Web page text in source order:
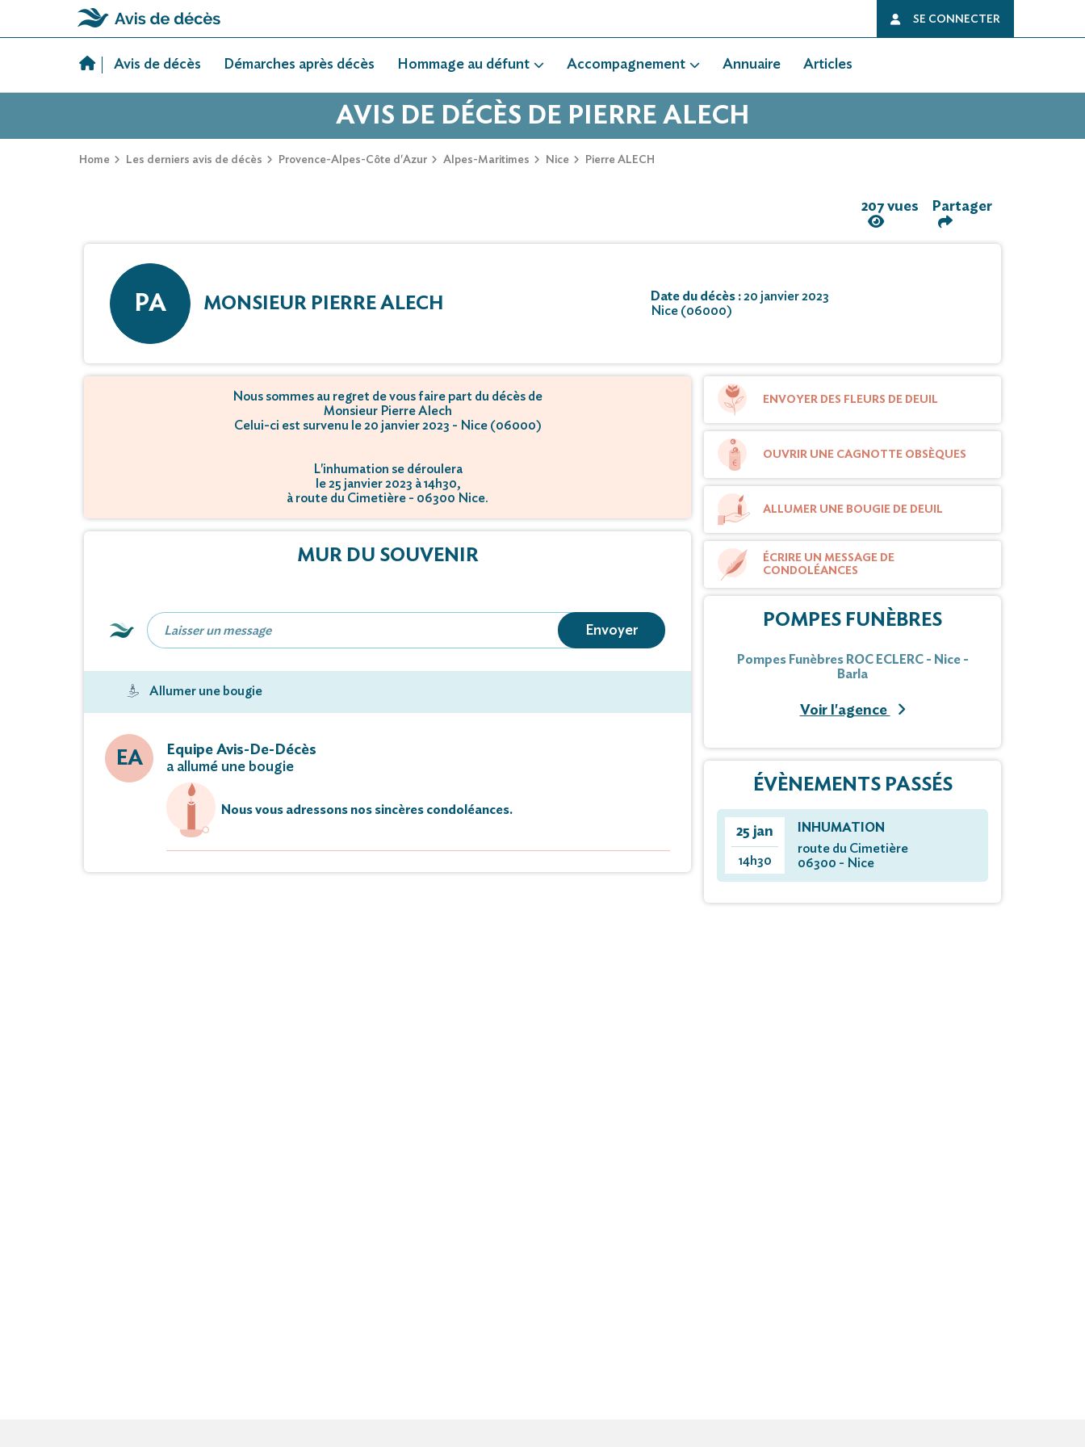
SE CONNECTER
Avis de décès Démarches après décès Hommage au défunt Accompagnement Annuaire Articles
AVIS DE DÉCÈS DE PIERRE ALECH
Home Les derniers avis de décès Provence-Alpes-Côte d'Azur Alpes-Maritimes Nice Pierre ALECH
207 vues Partager
PA MONSIEUR PIERRE ALECH Date du décès :20 janvier 2023
Nice (06000)
Nous sommes au regret de vous faire part du décès de
Monsieur Pierre Alech
Celui-ci est survenu le 20 janvier 2023 - Nice (06000)
L'inhumation se déroulera
le 25 janvier 2023 à 14h30,
à route du Cimetière - 06300 Nice.
MUR DU SOUVENIR
Envoyer
Allumer une bougie
EA
Equipe Avis-De-Décès
a allumé une bougie
Nous vous adressons nos sincères condoléances.
ENVOYER DES FLEURS DE DEUIL
OUVRIR UNE CAGNOTTE OBSÈQUES
ALLUMER UNE BOUGIE DE DEUIL
ÉCRIRE UN MESSAGE DE
CONDOLÉANCES
POMPES FUNÈBRES
Pompes Funèbres ROC ECLERC - Nice -
Barla
Voir l'agence
ÉVÈNEMENTS PASSÉS
25 jan
14h30
INHUMATION
route du Cimetière
06300 - Nice